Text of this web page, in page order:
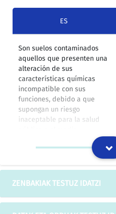
ES
Son suelos contaminados
aquellos que presenten una
alteración de sus
características químicas
incompatible con sus
funciones, debido a que
supongan un riesgo
inaceptable para la salud
declarados por el órgano
ambiental de la Comunidad
Autónoma del País Vasco.
IZOko
ZENBAKIAK TESTUZ IDATZI